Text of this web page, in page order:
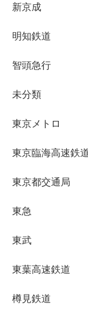
新京成
明知鉄道
智頭急行
未分類
東京メトロ
東京臨海高速鉄
東京都交通局
東急
東武
東葉高速鉄道
樽見鉄道